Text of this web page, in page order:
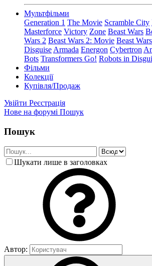
Мультфільми
Generation 1 The Movie Scramble City
Masterforce Victory Zone Beast Wars
Wars 2 Beast Wars 2: Movie Beast
Disguise Armada Energon Cybertron
Bots Transformers Go! Robots in
Фільми
Колекції
Купівля/Продаж
Увійти Реєстрація
Нове на форумі Пошук
Пошук
Шукати лише в заголовках
Автор: